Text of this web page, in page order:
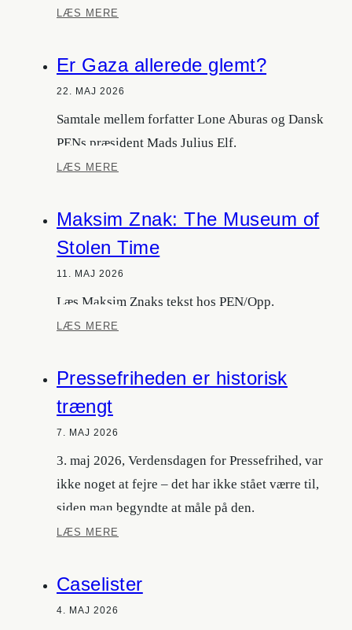
LÆS MERE
litteratur
Er Gaza allerede glemt?
22. MAJ 2026
Samtale mellem forfatter Lone Aburas og Dansk
PENs præsident Mads Julius Elf.
LÆS MERE
glemt?
Maksim Znak: The Museum of
Stolen Time
11. MAJ 2026
Læs Maksim Znaks tekst hos PEN/Opp.
LÆS MERE
Museum
Pressefriheden er historisk
trængt
7. MAJ 2026
3. maj 2026, Verdensdagen for Pressefrihed, var
ikke noget at fejre – det har ikke stået værre til,
siden man begyndte at måle på den.
LÆS MERE
trængt
Caselister
4. MAJ 2026